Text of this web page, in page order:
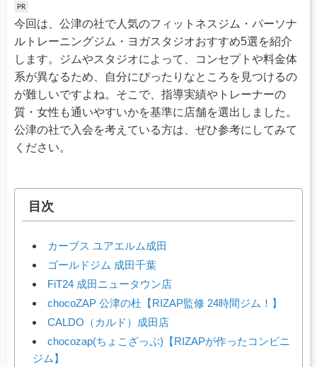
今回は、公津の社で人気のフィットネスジム・パーソナ
ルトレーニングジム・ヨガスタジオおすすめ5選を紹介
します。ジムやスタジオによって、コンセプトや料金体
系が異なるため、自分にぴったりなところを見つけるの
が難しいですよね。そこで、指導実績やトレーナーの
質・女性も通いやすいかを基準に店舗を選出しました。
公津の社で入会を考えている方は、ぜひ参考にしてみて
ください。
目次
カーブス ユアエルム成田
ゴールドジム 成田千葉
FiT24 成田ニュータウン店
chocoZAP 公津の杜【RIZAP監修 24時間ジム！】
CALDO（カルド）成田店
chocozap(ちょこざっぷ)【RIZAPが作ったコンビニ
ジム】